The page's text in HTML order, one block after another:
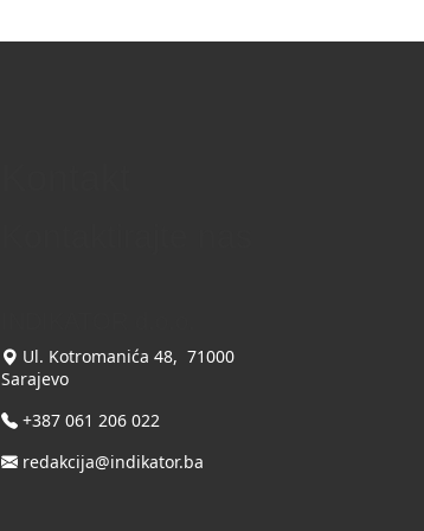
Ul. Kotromanića 48, 71000
Sarajevo
+387 061 206 022
redakcija@indikator.ba